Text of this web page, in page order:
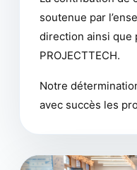
soutenue par
direction ainsi que
PROJECTTECH.
Notre
avec succès les